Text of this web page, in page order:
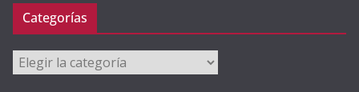
Categorías
Categorías